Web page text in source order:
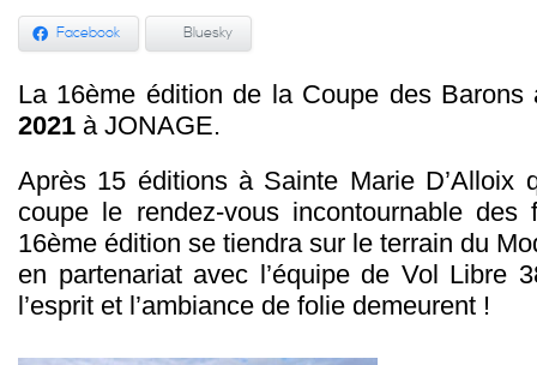
Facebook Bluesky
La 16ème édition de la Coupe des
2021 à JONAGE.
Après 15 éditions à Sainte Marie D’Alloix
coupe le rendez-vous incontournable
16ème édition se tiendra sur le terrain du
en partenariat avec l’équipe de Vol Libre
l’esprit et l’ambiance de folie demeurent !